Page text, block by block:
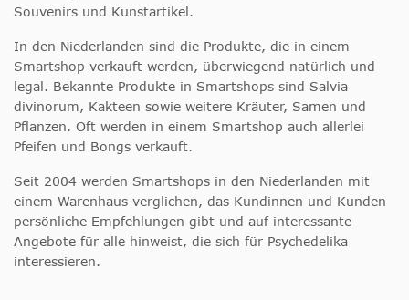
Souvenirs und Kunstartikel.
In den Niederlanden sind die Produkte, die in einem
Smartshop verkauft werden, überwiegend natürlich und
legal. Bekannte Produkte in Smartshops sind Salvia
divinorum, Kakteen sowie weitere Kräuter, Samen und
Pflanzen. Oft werden in einem Smartshop auch allerlei
Pfeifen und Bongs verkauft.
Seit 2004 werden Smartshops in den Niederlanden mit
einem Warenhaus verglichen, das Kundinnen und Kunden
persönliche Empfehlungen gibt und auf interessante
Angebote für alle hinweist, die sich für Psychedelika
interessieren.